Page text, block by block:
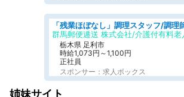
栃木県 足利市
時給1,073円～1,100円
正社員
スポンサー：求人ボックス
姉妹サイト